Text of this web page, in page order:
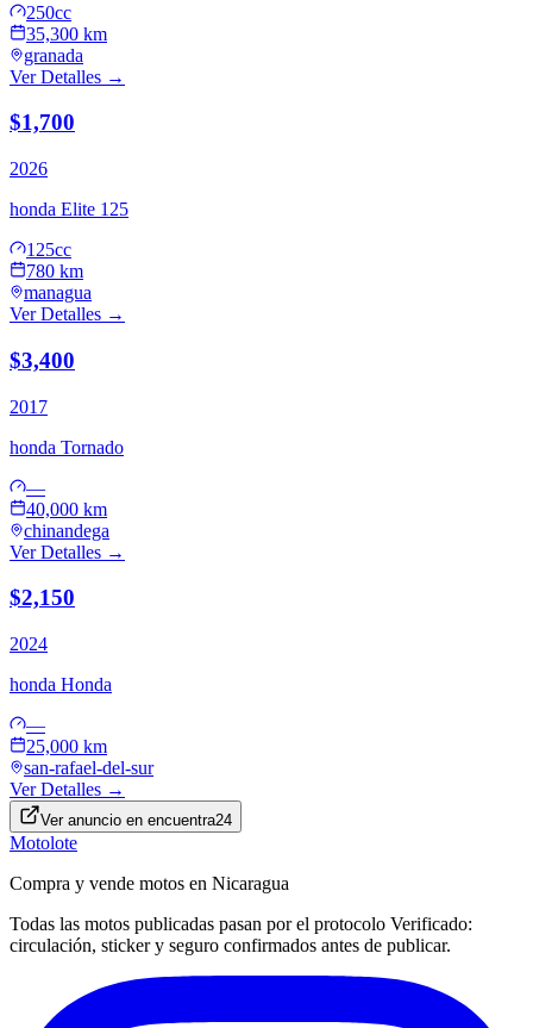
250cc
35,300 km
granada
Ver Detalles →
$1,700
2026
honda Elite 125
125cc
780 km
managua
Ver Detalles →
$3,400
2017
honda Tornado
—
40,000 km
chinandega
Ver Detalles →
$2,150
2024
honda Honda
—
25,000 km
san-rafael-del-sur
Ver Detalles →
Ver anuncio en encuentra24
Motolote
Compra y vende motos en Nicaragua
Todas las motos publicadas pasan por el protocolo Verificado:
circulación, sticker y seguro confirmados antes de publicar.